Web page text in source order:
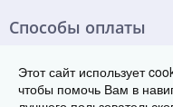
Способы оплаты
Этот сайт использует
чтобы помочь Вам в